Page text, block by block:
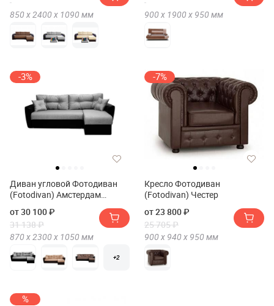
850 х2400 х 1090 мм 900 х 1900 х 950 мм
-3%
Диван угловой Фотодиван
(Fotodivan) Амстердам
от 30 100 ₽
31 138 ₽
870 х2300 х 1050 мм
+2
-7%
Кресло Фотодиван
(Fotodivan) Честер
от 23 800 ₽
25 705 ₽
900 х 940 х 950 мм
%